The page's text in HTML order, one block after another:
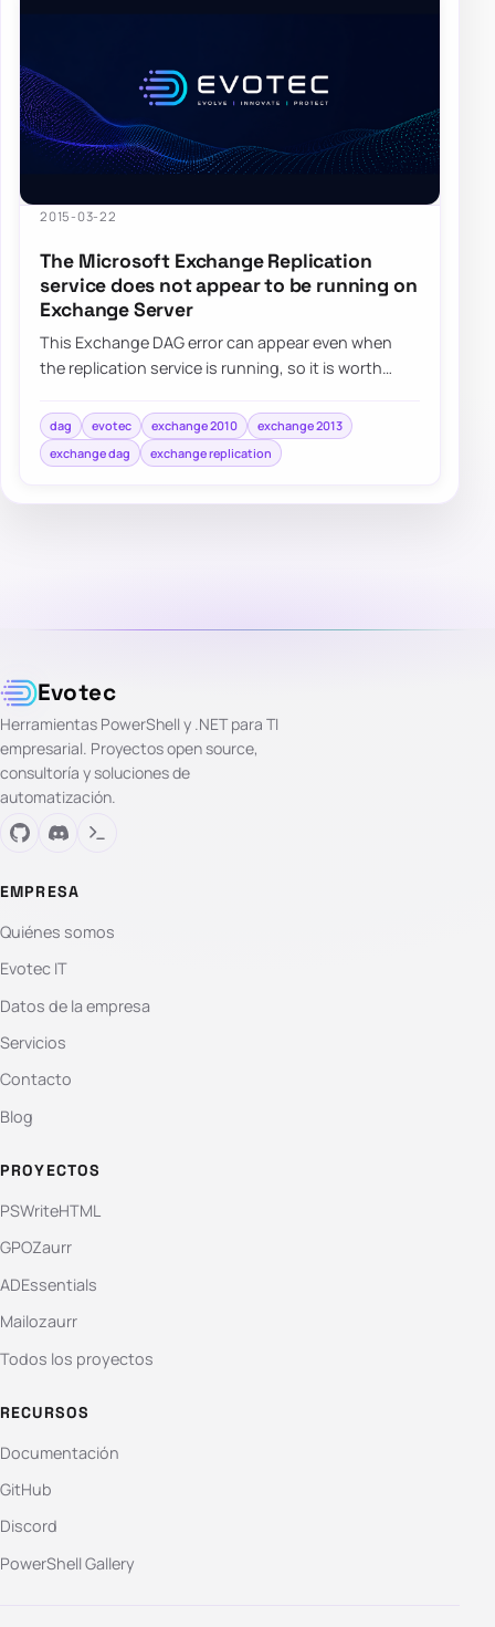
2015-03-22
The Microsoft Exchange Replication
service does not appear to be running on
Exchange Server
This Exchange DAG error can appear even when
the replication service is running, so it is worth
dag evotec exchange 2010
exchange 2013
exchange dag
exchange replication
Evotec
Herramientas PowerShell y .NET para TI
empresarial. Proyectos open source,
consultoría y soluciones de
automatización.
EMPRESA
Quiénes somos
Evotec IT
Datos de la empresa
Servicios
Contacto
Blog
PROYECTOS
PSWriteHTML
GPOZaurr
ADEssentials
Mailozaurr
Todos los proyectos
RECURSOS
Documentación
GitHub
Discord
PowerShell Gallery